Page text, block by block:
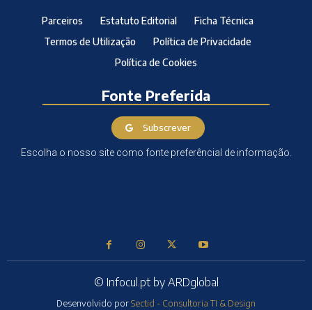
Parceiros Estatuto Editorial
Ficha Técnica
Termos de Utilização
Política de Privacidade
Política de Cookies
Fonte Preferida
Subscrever
Escolha o nosso site como fonte preferêncial de informação.
© Infocul.pt by ARDglobal
Desenvolvido porSectid - Consultoria TI & Design